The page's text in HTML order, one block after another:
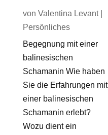
von Valentina Levant|
Persönliches
Begegnung mit einer
balinesischen
Schamanin Wie haben
Sie die Erfahrungen mit
einer balinesischen
Schamanin erlebt?
Wozu dient ein